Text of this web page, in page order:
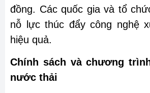
đồng. Các quốc gia và tổ
nỗ lực thúc đẩy công nghệ
hiệu quả.
Chính sách và chương
nước thải